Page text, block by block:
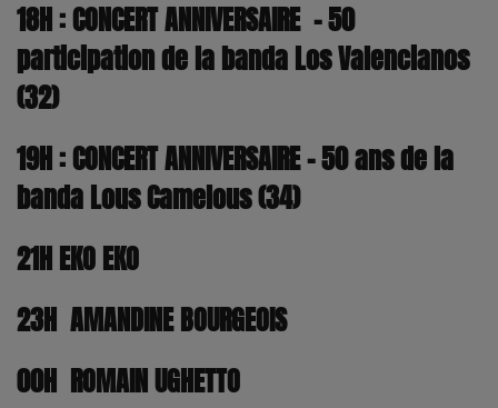
18H : CONCERT ANNIVERSAIRE - 50
participation de la banda Los Valencianos
(32)
19H : CONCERT ANNIVERSAIRE - 50 ans de la
banda Lous Camelous (34)
21H EKO EKO
23H AMANDINE BOURGEOIS
00H ROMAIN UGHETTO